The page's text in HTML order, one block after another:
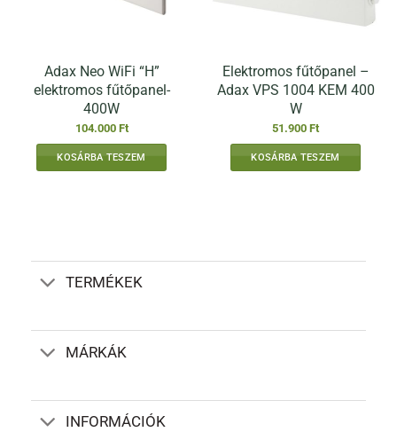
Adax Neo WiFi “H”
elektromos fűtőpanel-
400W
104.000 Ft
KOSÁRBA TESZEM
Elektromos fűtőpanel –
Adax VPS 1004 KEM 400
W
51.900 Ft
KOSÁRBA TESZEM
TERMÉKEK
MÁRKÁK
INFORMÁCIÓK